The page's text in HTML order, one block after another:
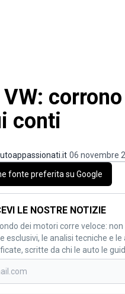
VW:
conti
06 novembre
fonte preferita su Google
LE NOSTRE NOTIZIE
dei motori corre veloce:
esclusivi, le analisi tecniche e
scritte da chi le auto le